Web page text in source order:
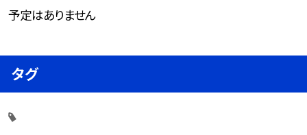
予定はありません
タグ